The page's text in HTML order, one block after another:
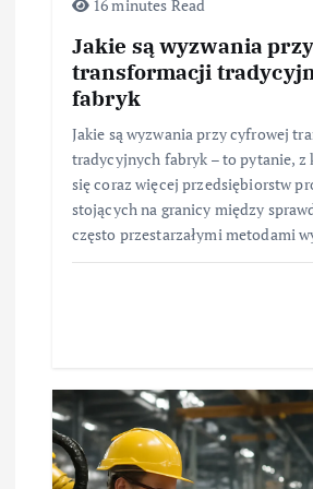
16 minutes Read
Jakie są wyzwania
transformacji
fabryk
Jakie są wyzwania przy cyfrowej
tradycyjnych fabryk – to pytanie, z
się coraz więcej przedsiębiorstw
stojących na granicy między
często przestarzałymi metodami